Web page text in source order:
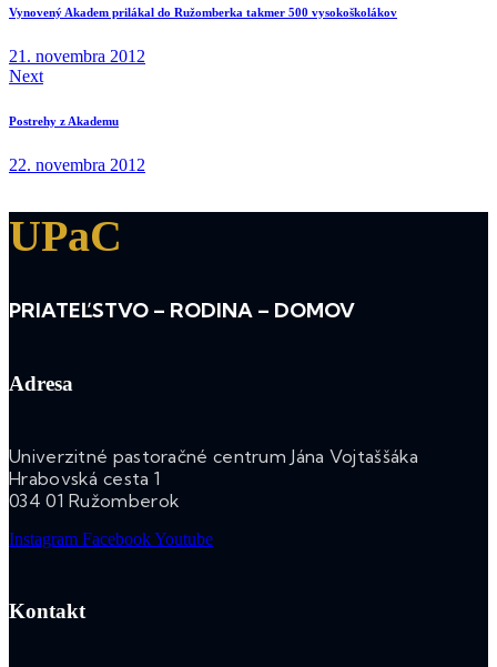
Vynovený Akadem prilákal do Ružomberka takmer 500 vysokoškolákov
21. novembra 2012
Next
Postrehy z Akademu
22. novembra 2012
UPaC
PRIATEĽSTVO – RODINA – DOMOV
Adresa
Univerzitné pastoračné centrum Jána Vojtaššáka
Hrabovská cesta 1
034 01 Ružomberok
Instagram FacebookYoutube
Kontakt